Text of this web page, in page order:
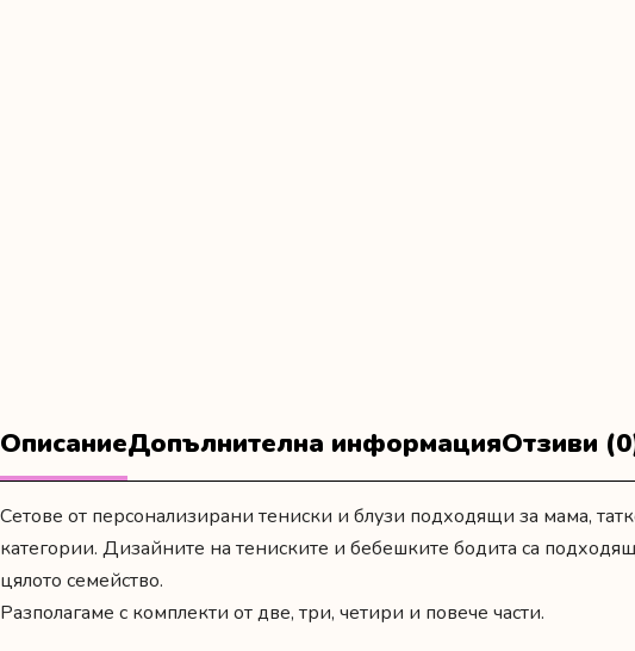
ОписаниеДопълнителна информацияОтзиви
Сетове от персонализирани тениски и блузи подходящи за мама,
категории. Дизайните на тениските и бебешките бодита са
цялото семейство.
Разполагаме с комплекти от две, три, четири и повече части.